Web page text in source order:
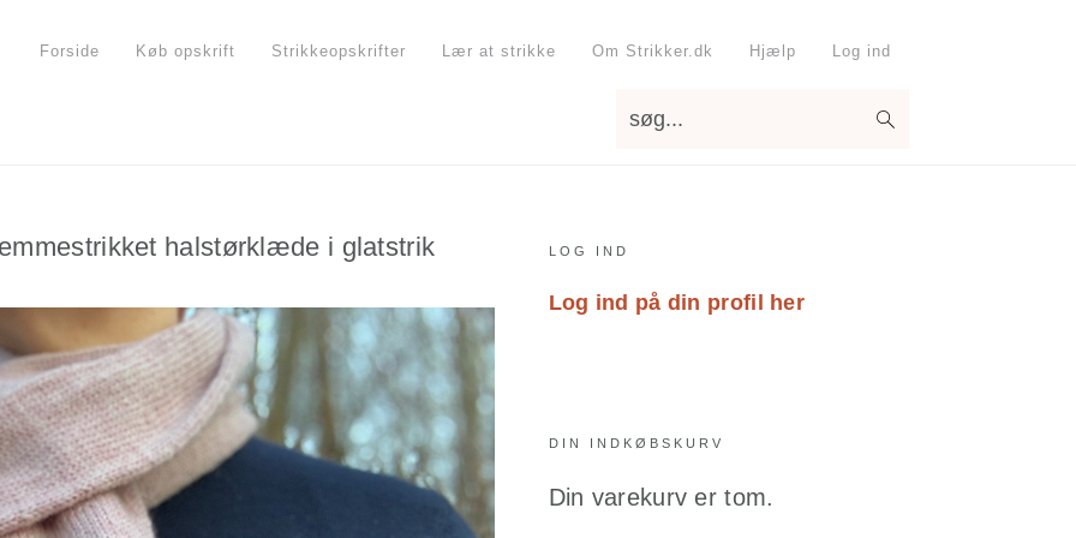
Forside Køb opskrift Strikkeopskrifter Lær at strikke Om Strikker.dk Hjælp Log ind
halstørklæde i glatstrik
Primary
Sidebar
LOG IND
Log ind på din profil her
DIN INDKØBSKURV
Din varekurv er tom.